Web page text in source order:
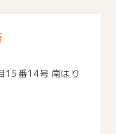
15番14号 南はり